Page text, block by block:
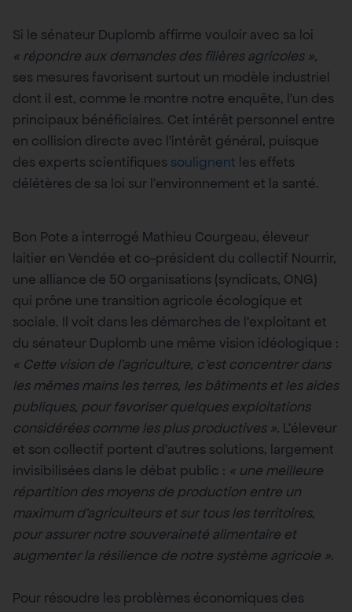
Si le sénateur Duplomb affirme vouloir avec sa loi
« répondre aux demandes des filières agricoles »,
ses mesures favorisent surtout un modèle industriel
dont il est, comme le montre notre enquête, l’un des
principaux bénéficiaires. Cet intérêt personnel entre
en collision directe avec l’intérêt général, puisque
des experts scientifiques soulignent les effets
délétères de sa loi sur l’environnement et la santé.
Bon Pote a interrogé Mathieu Courgeau, éleveur
laitier en Vendée et co-président du collectif Nourrir,
une alliance de 50 organisations (syndicats, ONG)
qui prône une transition agricole écologique et
sociale. Il voit dans les démarches de l’exploitant et
du sénateur Duplomb une même vision idéologique :
« Cette vision de l’agriculture, c’est concentrer dans
les mêmes mains les terres, les bâtiments et les aides
publiques, pour favoriser quelques exploitations
considérées comme les plus productives ». L’éleveur
et son collectif portent d’autres solutions, largement
invisibilisées dans le débat public : « une meilleure
répartition des moyens de production entre un
maximum d’agriculteurs et sur tous les territoires,
pour assurer notre souveraineté alimentaire et
augmenter la résilience de notre système agricole ».
Pour résoudre les problèmes économiques des